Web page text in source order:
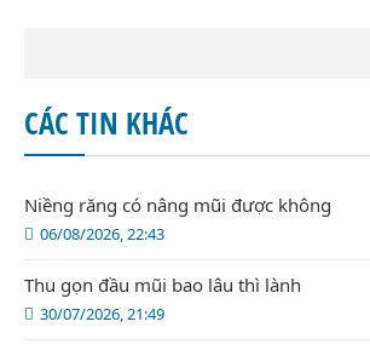
CÁC TIN KHÁC
06/08/2026, 22:43
Niềng răng có nâng mũi được không
30/07/2026, 21:49
Thu gọn đầu mũi bao lâu thì lành